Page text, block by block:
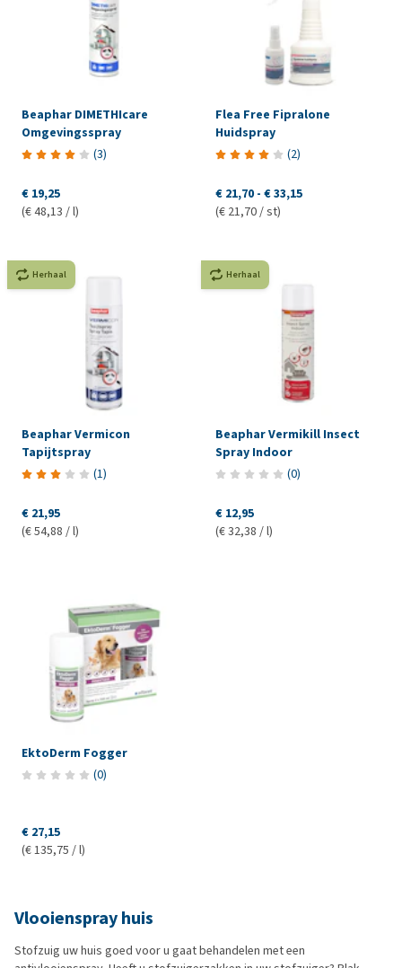
Beaphar DIMETHIcare
Omgevingsspray
(3)
€ 19,25
(€ 48,13 / l)
Flea Free Fipralone
Huidspray
(2)
€ 21,70 - € 33,15
(€ 21,70 / st)
Herhaal
Beaphar Vermicon
Tapijtspray
(1)
€ 21,95
(€ 54,88 / l)
Herhaal
Beaphar Vermikill Insect
Spray Indoor
(0)
€ 12,95
(€ 32,38 / l)
EktoDerm Fogger
(0)
€ 27,15
(€ 135,75 / l)
Vlooienspray huis
Stofzuig uw huis goed voor u gaat behandelen met een